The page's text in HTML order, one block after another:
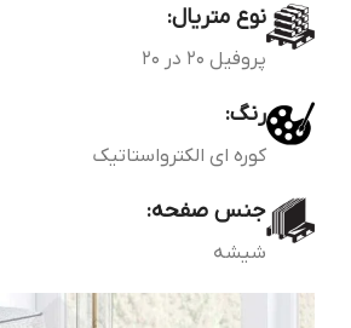
نوع متریال:
پروفیل 20 در 20
رنگ:
کوره ای الکترواستاتیک
جنس صفحه:
شیشه